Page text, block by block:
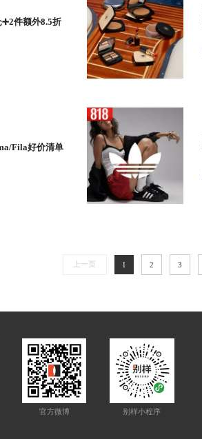
件额外8.5折
Fila好价清单
上一页 1 2 3
官方微博 别样小程序